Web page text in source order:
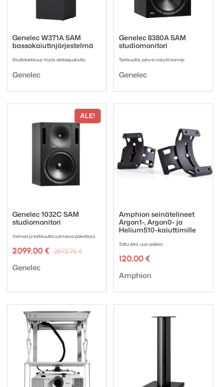
Genelec W371A SAM
bassokaiutinjärjestelmä
Studiotarkkuus myös alataajuuksilla
Tuotemerkki:
Genelec
Genelec 8380A SAM
studiomonitori
Tarkkuutta, joka ei väsytä korvaa
Tuotemerkki:
Genelec
ALE!
Genelec 1032C SAM
studiomonitori
Voimaa ja tarkkuutta samassa paketissa
2572,75€Alkuperäinen
2572,75 €.
2099,00 €
Nykyinen
2099,00 €.
Tuotemerkki:
Genelec
Amphion seinätelineet
Argon1-, Argon0- ja
Helium510-kaiuttimille
Tuttu ääni, uusi paikka
120,00 €
Tuotemerkki:
Amphion